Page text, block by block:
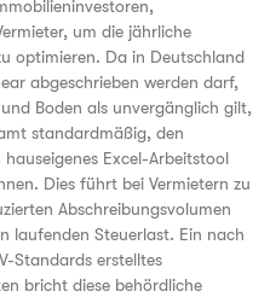
um die jährliche
optimieren. Da in Deutschland
abgeschrieben werden darf,
Boden als unvergänglich gilt,
standardmäßig, den
Excel-Arbeitstool
Dies führt bei Vermietern zu
Abschreibungsvolumen
laufenden Steuerlast. Ein nach
Standards erstelltes
bricht diese behördliche